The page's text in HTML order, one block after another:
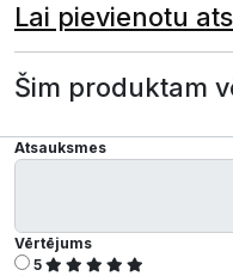
Lai pievienotu
Šim produktam
Atsauksmes
Vērtējums
5